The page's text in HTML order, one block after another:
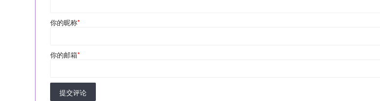
你的昵称*
你的邮箱*
提交评论